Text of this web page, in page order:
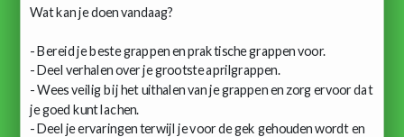
Wat kan je doen vandaag?
- Bereid je beste grappen en praktische grappen voor.
- Deel verhalen over je grootste aprilgrappen.
- Wees veilig bij het uithalen van je grappen en zorg ervoor dat
je goed kunt lachen.
- Deel je ervaringen terwijl je voor de gek gehouden wordt en